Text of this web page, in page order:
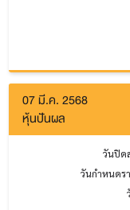
07 มี.ค. 2568
หุ้นปันผล
วันปิด
วันกำหนดร